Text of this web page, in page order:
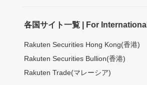
各国サイト一覧 | For International
Rakuten Securities Hong Kong(香港)
Rakuten Securities Bullion(香港)
Rakuten Trade(マレーシア)